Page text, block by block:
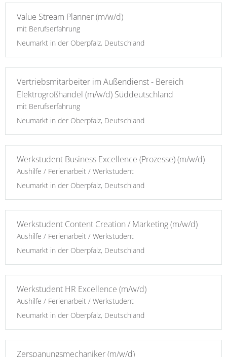
Value Stream Planner (m/w/d)
mit Berufserfahrung
Neumarkt in der Oberpfalz, Deutschland
Vertriebsmitarbeiter im Außendienst - Bereich
Elektrogroßhandel (m/w/d) Süddeutschland
mit Berufserfahrung
Neumarkt in der Oberpfalz, Deutschland
Werkstudent Business Excellence (Prozesse) (m/w/d)
Aushilfe / Ferienarbeit / Werkstudent
Neumarkt in der Oberpfalz, Deutschland
Werkstudent Content Creation / Marketing (m/w/d)
Aushilfe / Ferienarbeit / Werkstudent
Neumarkt in der Oberpfalz, Deutschland
Werkstudent HR Excellence (m/w/d)
Aushilfe / Ferienarbeit / Werkstudent
Neumarkt in der Oberpfalz, Deutschland
Zerspanungsmechaniker (m/w/d)